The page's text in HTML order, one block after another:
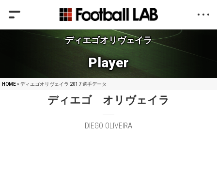
ディエゴオリヴェイラ
Player
HOME» ディエゴオリヴェイラ 2017 選手データ
ディエゴ オリヴェイラ
DIEGO OLIVEIRA